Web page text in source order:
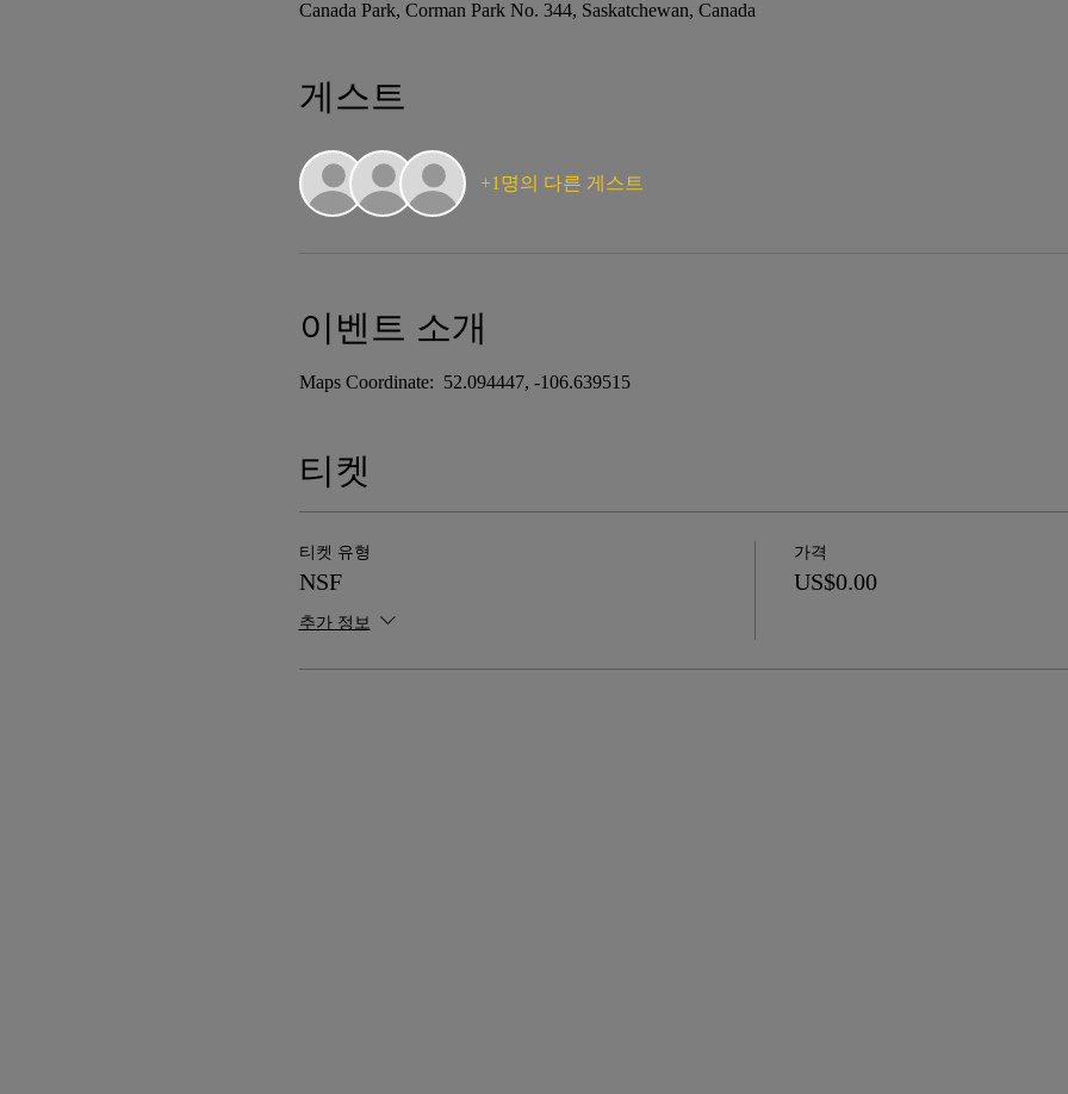
Canada Park, Corman Park No. 344, Saskatchewan, Canada
게스트
+1명의 다른 게스트
이벤트 소개
Maps Coordinate:  52.094447, -106.639515
티켓
티켓 유형
NSF
추가 정보
가격
US$0.00